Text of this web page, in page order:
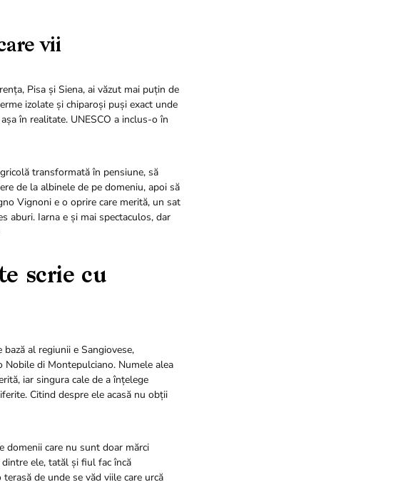
vii
Pisa și Siena, ai văzut mai puțin de
izolate și chiparoși puși exact unde
în realitate. UNESCO a inclus-o în
transformată în pensiune, să
de la albinele de pe domeniu, apoi să
Vignoni e o oprire care merită, un sat
aburi. Iarna e și mai spectaculos, dar
scrie cu
al regiunii e Sangiovese,
di Montepulciano. Numele alea
iar singura cale de a înțelege
Citind despre ele acasă nu obții
domenii care nu sunt doar mărci
ele, tatăl și fiul fac încă
de unde se văd viile care urcă